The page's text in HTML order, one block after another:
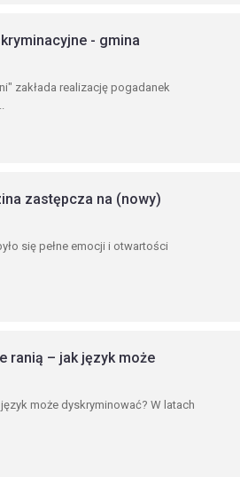
- gmina
zakłada realizację pogadanek
zastępcza na (nowy)
się pełne emocji i otwartości
ranią – jak język może
może dyskryminować? W latach